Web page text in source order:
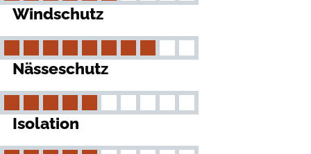
Windschutz
Nässeschutz
Isolation